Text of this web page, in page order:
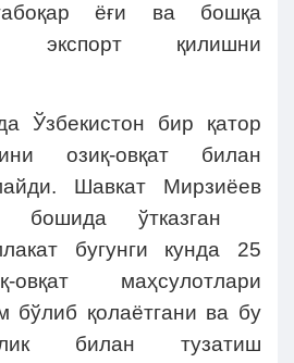
ёғи ва бошқа
экспорт қилишни
Ўзбекистон бир қатор
озиқ-овқат билан
Шавкат Мирзиёев
бошида ўтказган
бугунги кунда 25
овқат маҳсулотлари
бўлиб қолаётгани ва бу
билан тузатиш